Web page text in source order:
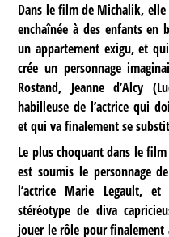
Dans le film de Michalik, elle
enchaînée à des enfants en
un appartement exigu, et
crée un personnage
Rostand, Jeanne d’Alcy
habilleuse de l’actrice qui
et qui va finalement se
Le plus choquant dans le
est soumis le personnage
l’actrice Marie Legault,
stéréotype de diva
jouer le rôle pour finalement